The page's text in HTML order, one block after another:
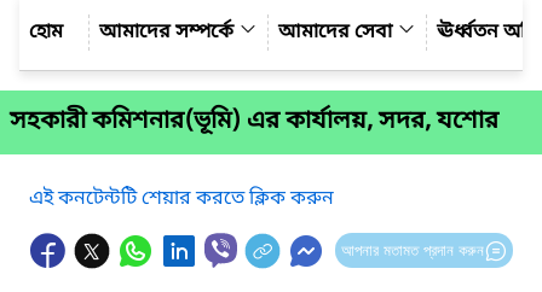
আমাদের সম্পর্কে
আমাদের সেবা ঊর্ধ্বতন
সহকারী কমিশনার(ভূমি) এর কার্যালয়, সদর, যশোর
এই কনটেন্টটি শেয়ার করতে ক্লিক করুন
আপনার মতামত প্রদান করুন